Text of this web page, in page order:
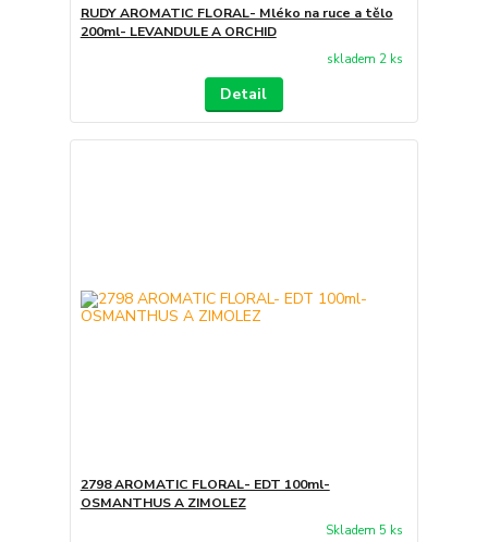
RUDY AROMATIC FLORAL- Mléko na ruce a tělo
200ml- LEVANDULE A ORCHID
skladem 2 ks
Detail
2798 AROMATIC FLORAL- EDT 100ml-
OSMANTHUS A ZIMOLEZ
Skladem 5 ks